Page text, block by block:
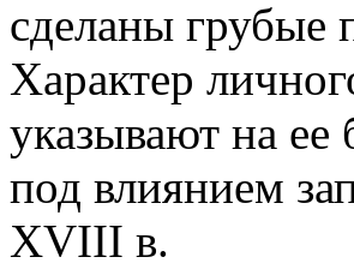
сделаны грубые
Характер
указывают на
под влиянием
XVIII в.